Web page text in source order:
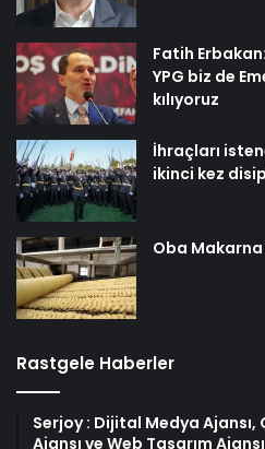
Fatih
YPG biz de
kılıyoruz
İhraçları
ikinci kez
Oba Makarna
Rastgele Haberler
Serjoy : Dijital Medya Ajansı,
Ajansı ve Web Tasarım Ajansı